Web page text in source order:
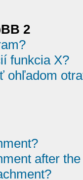
2
funkcia X?
ohľadom
after